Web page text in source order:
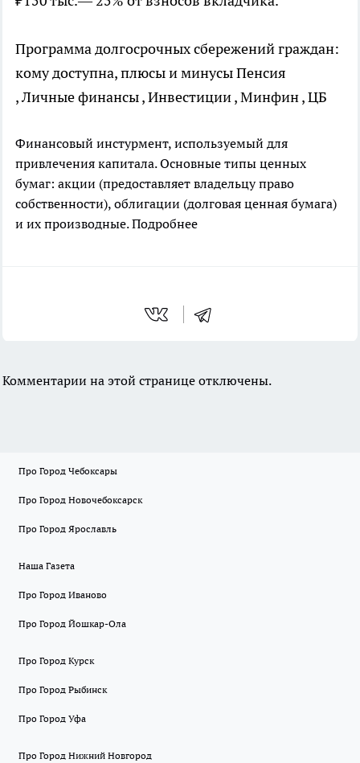
Программа долгосрочных сбережений граждан:
кому доступна, плюсы и минусыПенсия
, Личные финансы , Инвестиции , Минфин , ЦБ
Финансовый инстурмент, используемый для
привлечения капитала. Основные типы ценных
бумаг: акции (предоставляет владельцу право
собственности), облигации (долговая ценная бумага)
и их производные.Подробнее
Комментарии на этой странице отключены.
Про Город Чебоксары
Про Город Новочебоксарск
Про Город Ярославль
Наша Газета
Про Город Иваново
Про Город Йошкар-Ола
Про Город Курск
Про Город Рыбинск
Про Город Уфа
Про Город Нижний Новгород